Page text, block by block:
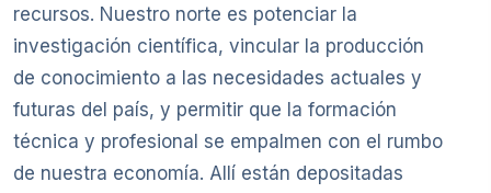
recursos. Nuestro norte es potenciar la
investigación científica, vincular la producción
de conocimiento a las necesidades actuales y
futuras del país, y permitir que la formación
técnica y profesional se empalmen con el rumbo
de nuestra economía. Allí están depositadas